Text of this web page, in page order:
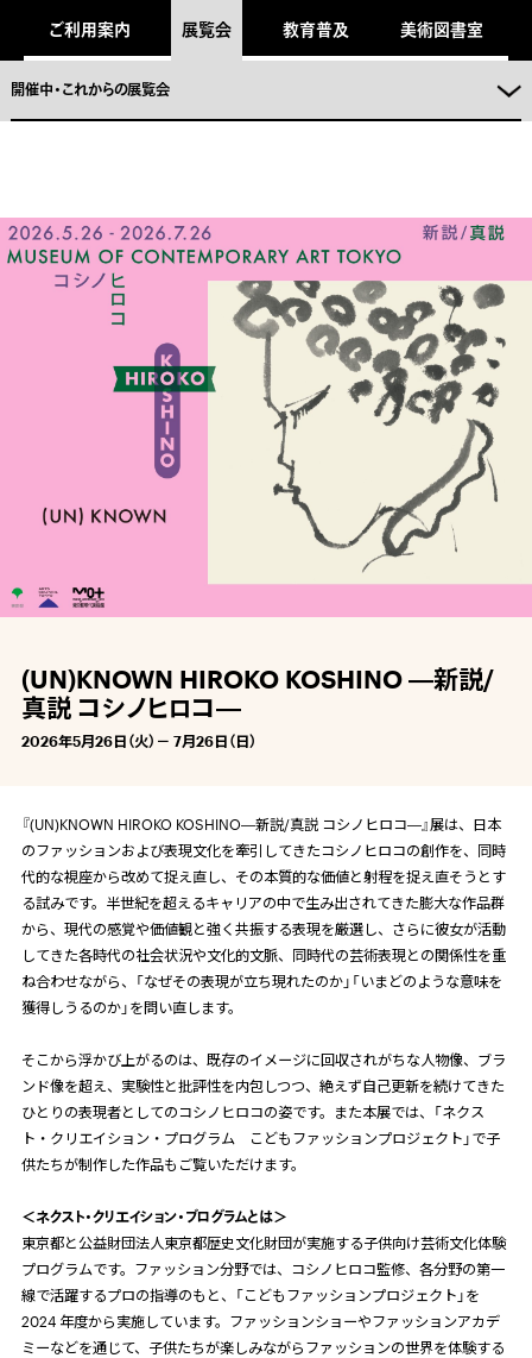
ご利用案内 展覧会 教育普及 美術図書室
開催中・これからの展覧会
(UN)KNOWN HIROKO KOSHINO ―新説/
真説 コシノヒロコ―
2026年5月26日（火）－ 7月26日（日）
『(UN)KNOWN HIROKO KOSHINO―新説/真説 コシノヒロコ―』展は、日本
のファッションおよび表現文化を牽引してきたコシノヒロコの創作を、同時
代的な視座から改めて捉え直し、その本質的な価値と射程を捉え直そうとす
る試みです。半世紀を超えるキャリアの中で生み出されてきた膨大な作品群
から、現代の感覚や価値観と強く共振する表現を厳選し、さらに彼女が活動
してきた各時代の社会状況や文化的文脈、同時代の芸術表現との関係性を重
ね合わせながら、「なぜその表現が立ち現れたのか」「いまどのような意味を
獲得しうるのか」を問い直します。
そこから浮かび上がるのは、既存のイメージに回収されがちな人物像、ブラ
ンド像を超え、実験性と批評性を内包しつつ、絶えず自己更新を続けてきた
ひとりの表現者としてのコシノヒロコの姿です。また本展では、「ネクス
ト・クリエイション・プログラム こどもファッションプロジェクト」で子
供たちが制作した作品もご覧いただけます。
＜ネクスト・クリエイション・ブログラムとは＞
東京都と公益財団法人東京都歴史文化財団が実施する子供向け芸術文化体験
プログラムです。ファッション分野では、コシノヒロコ監修、各分野の第一
線で活躍するプロの指導のもと、「こどもファッションプロジェクト」を
2024 年度から実施しています。ファッションショーやファッションアカデ
ミーなどを通じて、子供たちが楽しみながらファッションの世界を体験する